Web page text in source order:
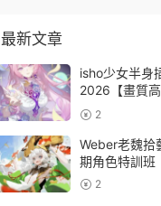
最新文章
isho少女半身
2026【畫質
頻】2
Weber老魏拾
期角色特訓班
隻有視頻】
2